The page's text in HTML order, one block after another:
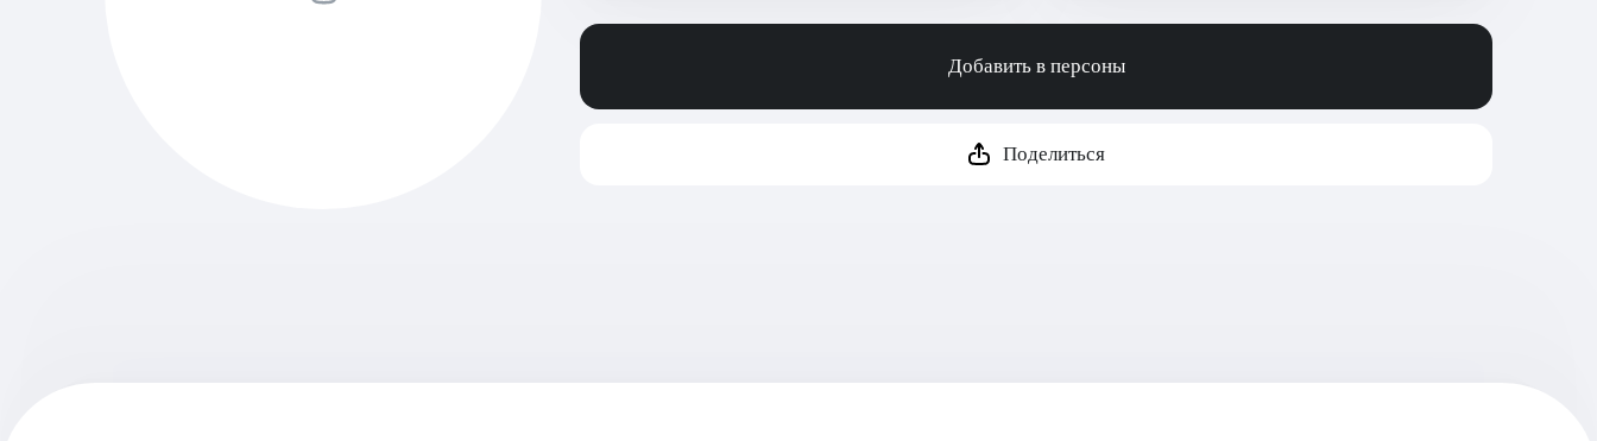
Добавить в персоны
Поделиться